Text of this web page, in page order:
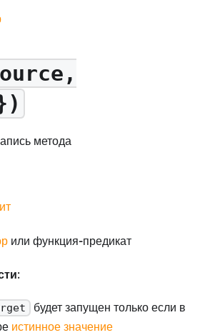
метода
или функция-предикат
:
будет запущен только если в
истинное значение